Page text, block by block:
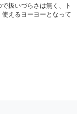
扱いづらさは無く、ト
えるヨーヨーとなって